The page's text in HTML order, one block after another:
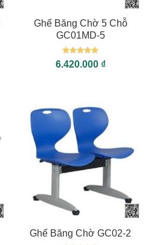
Ghế Băng Chờ 5 Chỗ
GC01MD-5
Được xếp
hạng55
6.420.000 ₫
Ghế Băng Chờ GC02-2